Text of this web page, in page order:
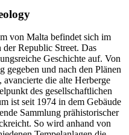
von Malta befindet sich im
Republic Street. Das
Geschichte auf. Von
und nach den Plänen
die alte Herberge
des gesellschaftlichen
ist seit 1974 in dem Gebäude
Sammlung prähistorischer
So wird anhand von